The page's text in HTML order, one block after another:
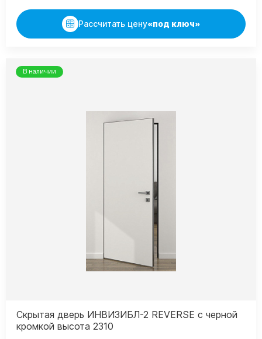
Рассчитать цену«под ключ»
В наличии
Скрытая дверь ИНВИЗИБЛ-2 REVERSE с черной
кромкой высота 2310